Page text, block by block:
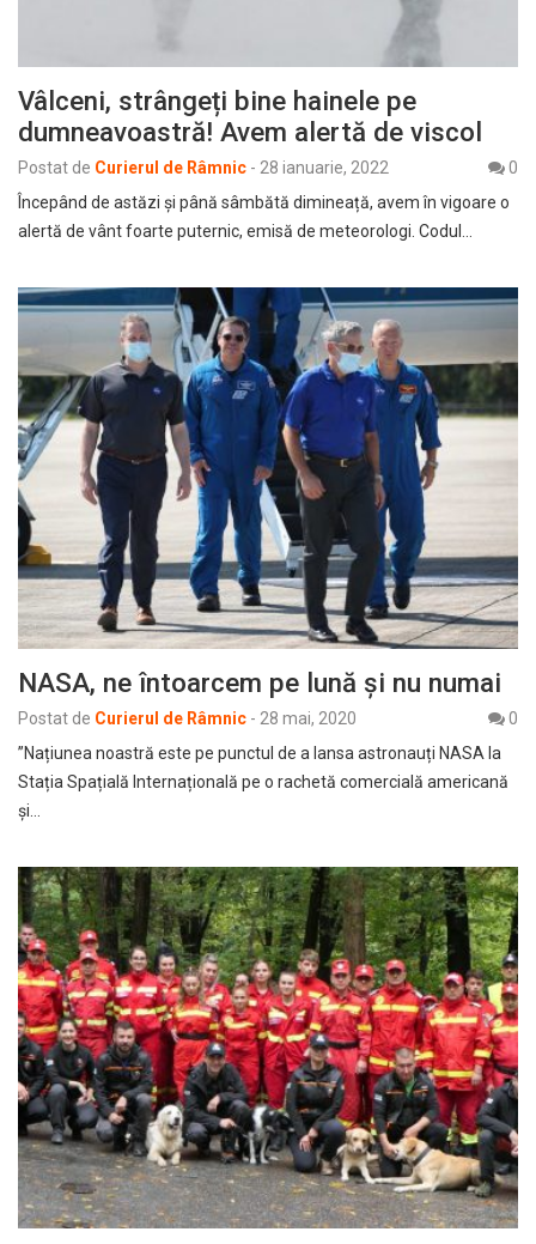
Vâlceni, strângeți bine hainele pe
dumneavoastră! Avem alertă de viscol
Postat de Curierul de Râmnic - 28 ianuarie, 2022
0
Începând de astăzi și până sâmbătă dimineață, avem în vigoare o
alertă de vânt foarte puternic, emisă de meteorologi. Codul…
NASA, ne întoarcem pe lună și nu numai
Postat de Curierul de Râmnic - 28 mai, 2020
0
”Națiunea noastră este pe punctul de a lansa astronauți NASA la
Stația Spațială Internațională pe o rachetă comercială americană
și…